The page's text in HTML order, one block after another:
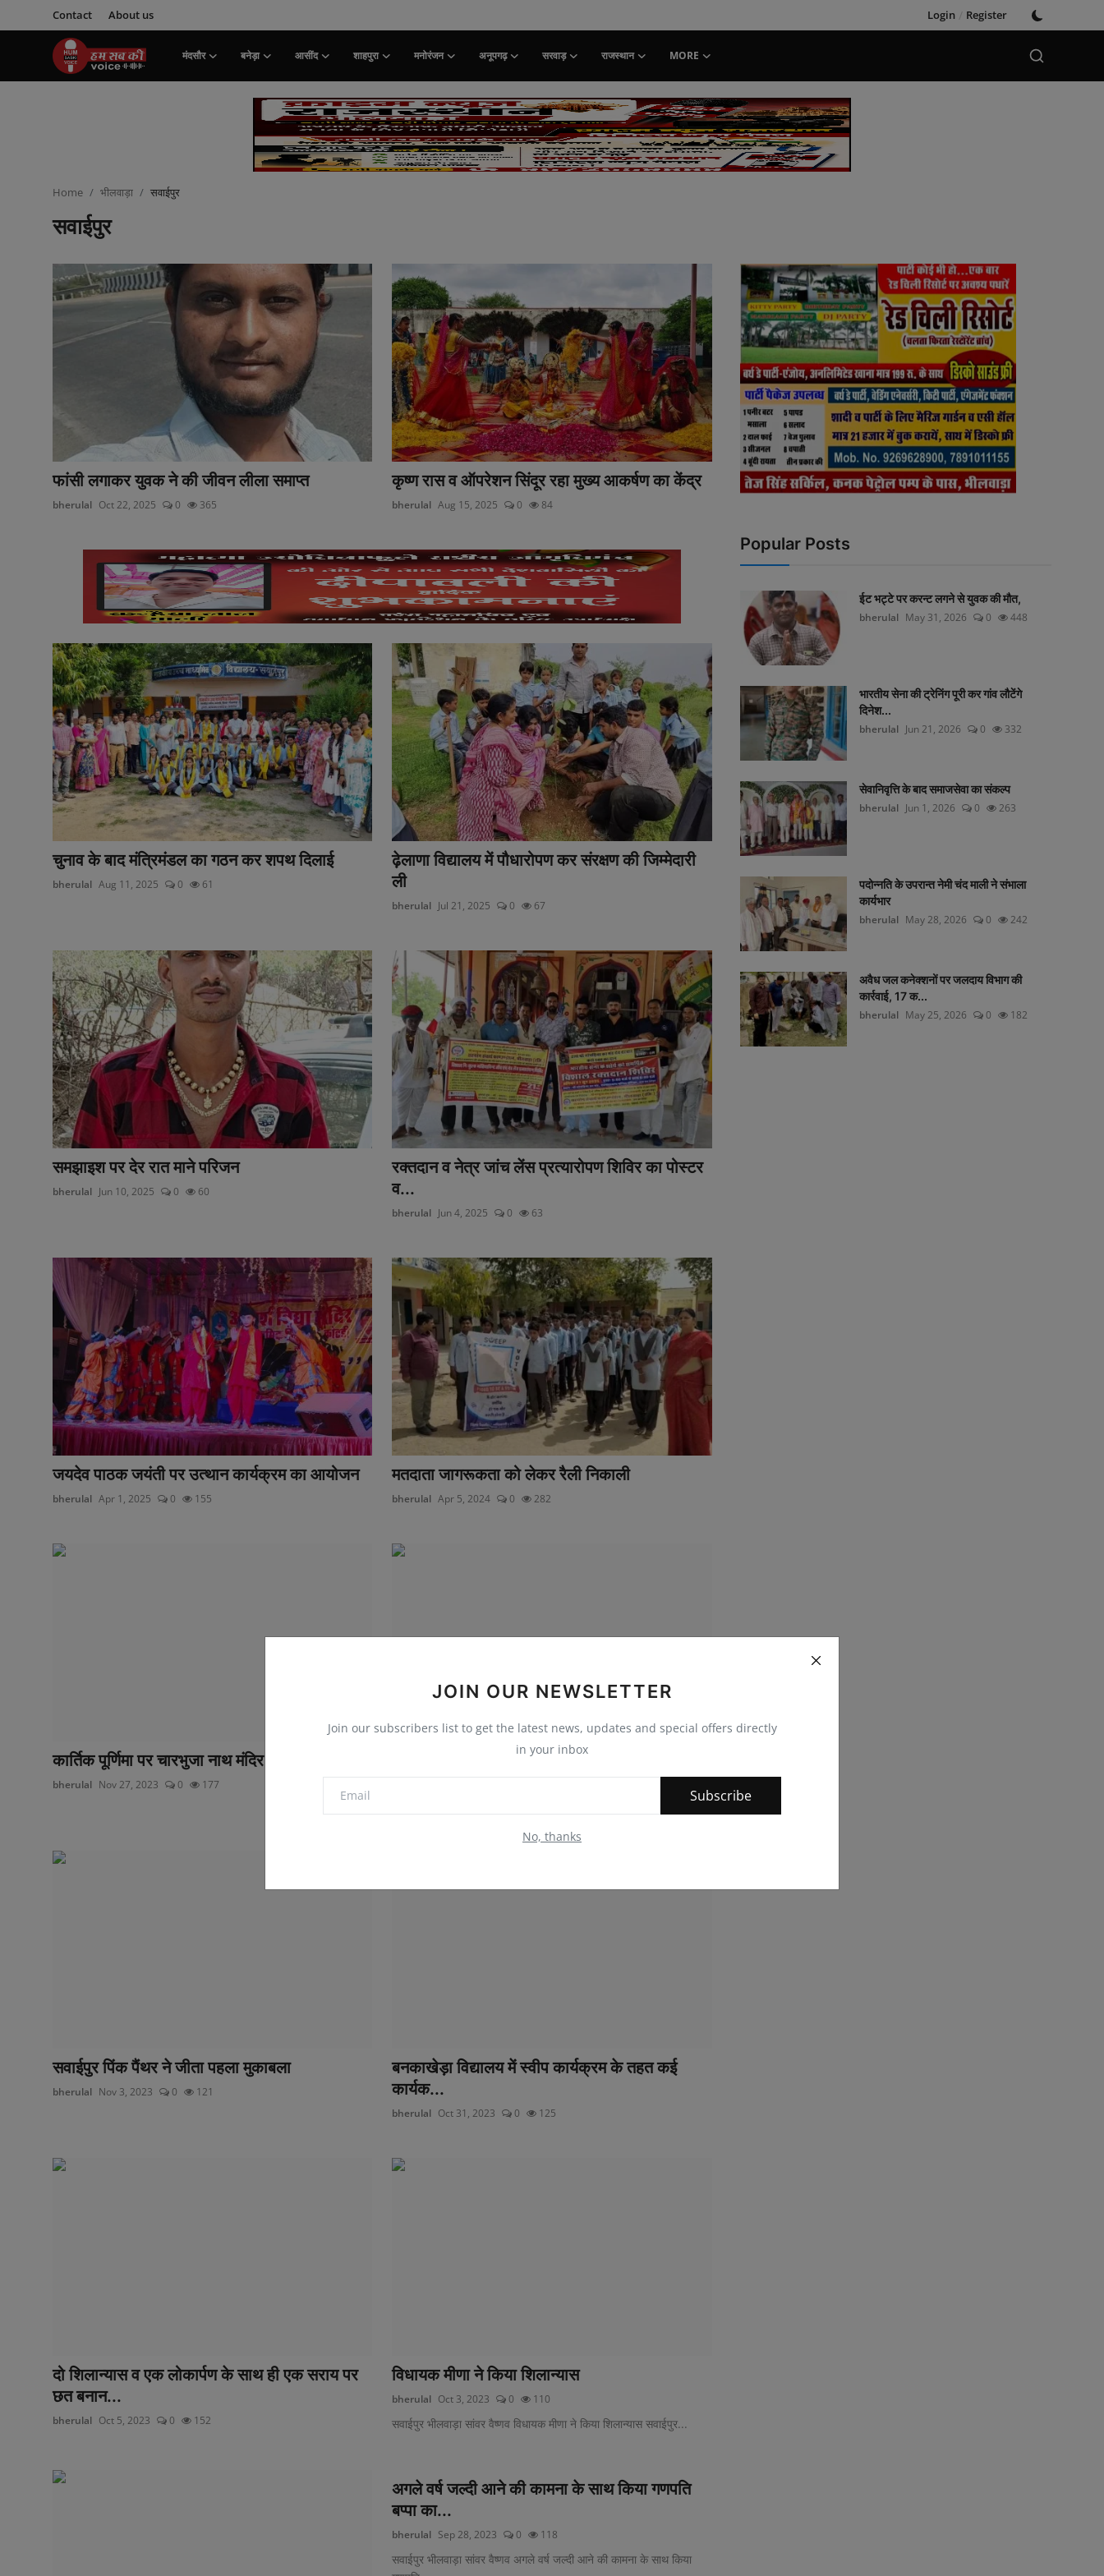
Contact About us Login / Register
मंदसौर बनेड़ा आसींद शाहपुरा मनोरंजन अनूपगढ़ सरवाड़ राजस्थान MORE
राजस्थान
JOIN OUR NEWSLETTER
Join our subscribers list to get the latest news, updates and special offers directly
in your inbox
Subscribe
No, thanks
Home भीलवाड़ा सवाईपुर
सवाईपुर
फांसी लगाकर युवक ने की जीवन लीला समाप्त
bherulal Oct 22, 2025 0 365
कृष्ण रास व ऑपरेशन सिंदूर रहा मुख्य आकर्षण का केंद्र
bherulal Aug 15, 2025 0 84
चुनाव के बाद मंत्रिमंडल का गठन कर शपथ दिलाई
bherulal Aug 11, 2025 0 61
ढ़ेलाणा विद्यालय में पौधारोपण कर संरक्षण की जिम्मेदारी
ली
bherulal Jul 21, 2025 0 67
समझाइश पर देर रात माने परिजन
bherulal Jun 10, 2025 0 60
रक्तदान व नेत्र जांच लेंस प्रत्यारोपण शिविर का पोस्टर
व...
bherulal Jun 4, 2025 0 63
जयदेव पाठक जयंती पर उत्थान कार्यक्रम का आयोजन
bherulal Apr 1, 2025 0 155
मतदाता जागरूकता को लेकर रैली निकाली
bherulal Apr 5, 2024 0 282
कार्तिक पूर्णिमा पर चारभुजा नाथ मंदिर में किया दीपदान
bherulal Nov 27, 2023 0 177
चंवरा के हनुमान जी को लगाया अन्नकूट महोत्सव पर
छप्पन भोग
सवाईपुर पिंक पैंथर ने जीता पहला मुकाबला
bherulal Nov 3, 2023 0 121
बनकाखेड़ा विद्यालय में स्वीप कार्यक्रम के तहत कई
कार्यक...
bherulal Oct 31, 2023 0 125
दो शिलान्यास व एक लोकार्पण के साथ ही एक सराय पर
छत बनान...
bherulal Oct 5, 2023 0 152
विधायक मीणा ने किया शिलान्यास
bherulal Oct 3, 2023 0 110
सवाईपुर भीलवाड़ा सांवर वैष्णव विधायक मीणा ने किया शिलान्यास सवाईपुर...
अगले वर्ष जल्दी आने की कामना के साथ किया गणपति
बप्पा का...
bherulal Sep 28, 2023 0 118
सवाईपुर भीलवाड़ा सांवर वैष्णव अगले वर्ष जल्दी आने की कामना के साथ किया
Popular Posts
ईट भट्टे पर करन्ट लगने से युवक की मौत,
bherulal May 31, 2026 0 448
भारतीय सेना की ट्रेनिंग पूरी कर गांव लौटेंगे
दिनेश...
bherulal Jun 21, 2026 0 332
सेवानिवृत्ति के बाद समाजसेवा का संकल्प
bherulal Jun 1, 2026 0 263
पदोन्नति के उपरान्त नेमी चंद माली ने संभाला
कार्यभार
bherulal May 28, 2026 0 242
अवैध जल कनेक्शनों पर जलदाय विभाग की
कार्रवाई, 17 क...
bherulal May 25, 2026 0 182